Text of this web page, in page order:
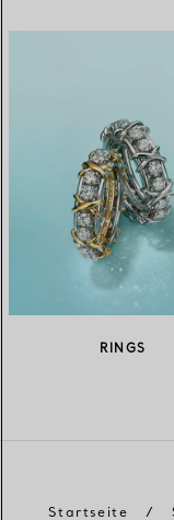
RINGS
Startseite /